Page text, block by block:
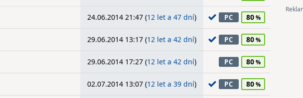
24.06.2014 21:47 (12 let a 47 dní) PC 80
29.06.2014 13:17 (12 let a 42 dní) PC 80
29.06.2014 17:27 (12 let a 42 dní) PC 80
02.07.2014 13:07 (12 let a 39 dní) PC 80